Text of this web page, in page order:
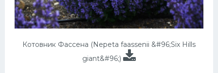
Котовник Фассена (Nepeta faassenii &#96;Six Hills
giant&#96;)